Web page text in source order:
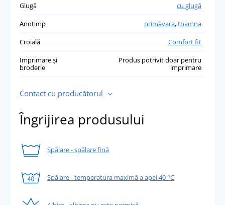
Glugă
cu glugă
Anotimp
primăvara,toamna
Croială
Comfort fit
Imprimare și
broderie
Produs potrivit doar pentru
imprimare
Contact cu producătorul
Îngrijirea produsului
Spălare - spălare fină
Spălare - temperatura maximă a apei 40 °C